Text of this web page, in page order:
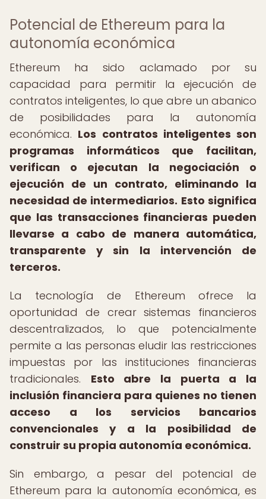
Potencial de Ethereum para la
autonomía económica
Ethereum ha sido aclamado por su
capacidad para permitir la ejecución de
contratos inteligentes, lo que abre un abanico
de posibilidades para la autonomía
económica. Los contratos inteligentes son
programas informáticos que facilitan,
verifican o ejecutan la negociación o
ejecución de un contrato, eliminando la
necesidad de intermediarios. Esto significa
que las transacciones financieras pueden
llevarse a cabo de manera automática,
transparente y sin la intervención de
terceros.
La tecnología de Ethereum ofrece la
oportunidad de crear sistemas financieros
descentralizados, lo que potencialmente
permite a las personas eludir las restricciones
impuestas por las instituciones financieras
tradicionales. Esto abre la puerta a la
inclusión financiera para quienes no tienen
acceso a los servicios bancarios
convencionales y a la posibilidad de
construir su propia autonomía económica.
Sin embargo, a pesar del potencial de
Ethereum para la autonomía económica, es